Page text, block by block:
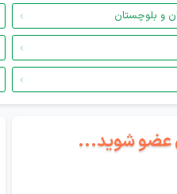
و بلوچستان
عضو شوید...